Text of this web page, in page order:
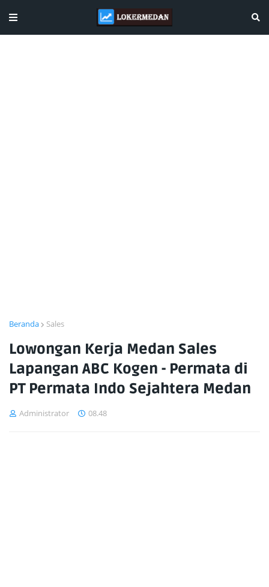
Beranda Sales
Lowongan Kerja Medan Sales
Lapangan ABC Kogen - Permata di
PT Permata Indo Sejahtera Medan
Administrator 08.48